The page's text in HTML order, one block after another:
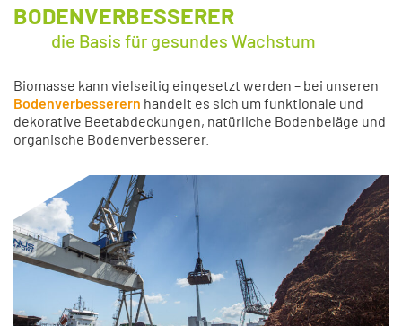
BODENVERBESSERER
die Basis für gesundes Wachstum
Biomasse kann vielseitig eingesetzt werden – bei unseren
Bodenverbesserern handelt es sich um funktionale und
dekorative Beetabdeckungen, natürliche Bodenbeläge und
organische Bodenverbesserer.